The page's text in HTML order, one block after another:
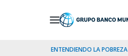
ENTENDIENDO LA POBREZA